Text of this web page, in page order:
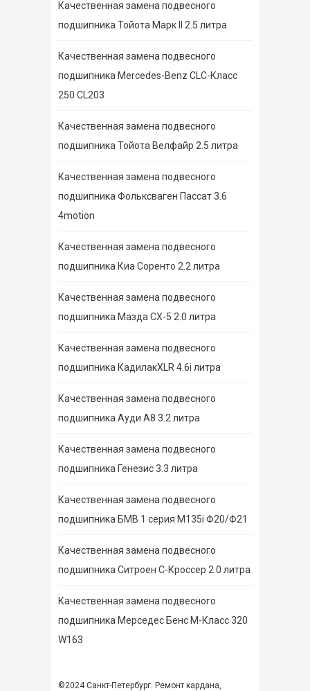
Качественная замена подвесного
подшипника Тойота Марк II 2.5 литра
Качественная замена подвесного
подшипника Mercedes-Benz CLC-Класс
250 CL203
Качественная замена подвесного
подшипника Тойота Велфайр 2.5 литра
Качественная замена подвесного
подшипника Фольксваген Пассат 3.6
4motion
Качественная замена подвесного
подшипника Киа Соренто 2.2 литра
Качественная замена подвесного
подшипника Мазда СХ-5 2.0 литра
Качественная замена подвесного
подшипника КадилакXLR 4.6i литра
Качественная замена подвесного
подшипника Ауди А8 3.2 литра
Качественная замена подвесного
подшипника Генезис 3.3 литра
Качественная замена подвесного
подшипника БМВ 1 серия M135i Ф20/Ф21
Качественная замена подвесного
подшипника Ситроен С-Кроссер 2.0 литра
Качественная замена подвесного
подшипника Мерседес Бенс М-Класс 320
W163
©2024 Санкт-Петербург. Ремонт кардана,